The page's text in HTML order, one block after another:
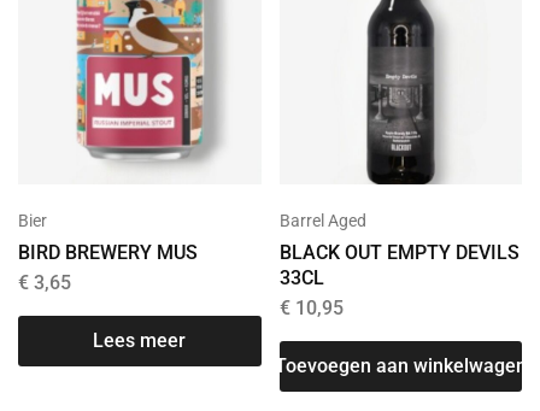
Bier
BIRD BREWERY MUS
€ 3,65
Lees meer
Barrel Aged
BLACK OUT EMPTY DEVILS
33CL
€10,95
Toevoegen aan winkelwagen